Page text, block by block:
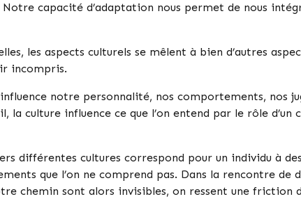
capacité d’adaptation nous permet de nous
les aspects culturels se mêlent à bien d’autres
incompris.
notre personnalité, nos comportements, nos
la culture influence ce que l’on entend par le rôle d’un
différentes cultures correspond pour un individu à
que l’on ne comprend pas. Dans la rencontre de
chemin sont alors invisibles, on ressent une friction